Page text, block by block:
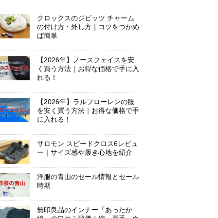
クロックスのジビッツ チャーム
の付け方・外し方｜コツをつかめ
ば簡単
【2026年】ノースフェイスを安
く買う方法｜お得な価格で手に入
れる！
【2026年】ラルフローレンの服
を安く買う方法｜お得な価格で手
に入れる！
サロモン スピードクロス6レビュ
ー｜サイズ感や履き心地を紹介
洋服の青山のセール情報とセール
時期
無印良品のインナー「あったか